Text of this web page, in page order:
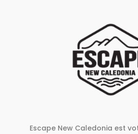
Escape New Caledonia est